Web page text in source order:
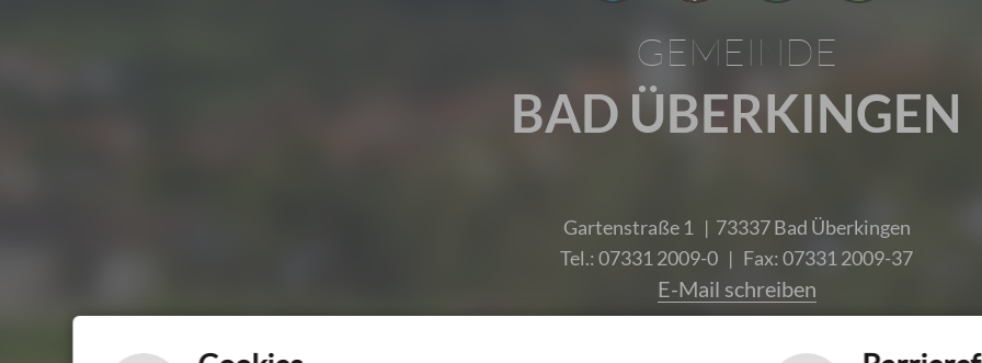
GEMEINDE
BAD ÜBERKINGEN
Gartenstraße 1 | 73337 Bad Überkingen
Tel.: 07331 2009-0 | Fax: 07331 2009-37
E-Mail schreiben